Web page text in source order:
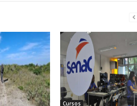
Cursos